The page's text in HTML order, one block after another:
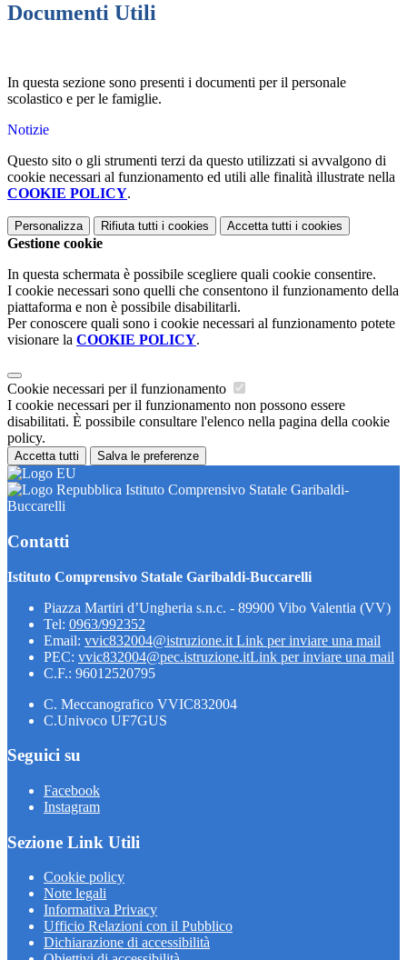
Documenti Utili
In questa sezione sono presenti i documenti per il personale
scolastico e per le famiglie.
Notizie
Questo sito o gli strumenti terzi da questo utilizzati si avvalgono di
cookie necessari al funzionamento ed utili alle finalità illustrate nella
COOKIE POLICY.
Personalizza Rifiuta tutti i cookies Accetta tutti i cookies
Gestione cookie
In questa schermata è possibile scegliere quali cookie consentire.
I cookie necessari sono quelli che consentono il funzionamento della
piattaforma e non è possibile disabilitarli.
Per conoscere quali sono i cookie necessari al funzionamento potete
visionare la COOKIE POLICY.
Cookie necessari per il funzionamento
I cookie necessari per il funzionamento non possono essere
disabilitati. È possibile consultare l'elenco nella pagina della cookie
policy.
Accetta tutti Salva le preferenze
Istituto Comprensivo Statale Garibaldi-
Buccarelli
Contatti
Istituto Comprensivo Statale Garibaldi-Buccarelli
Piazza Martiri d’Ungheria s.n.c. - 89900 Vibo Valentia (VV)
Tel: 0963/992352
Email: vvic832004@istruzione.it Link per inviare una mail
PEC: vvic832004@pec.istruzione.itLink per inviare una mail
C.F.: 96012520795
C. Meccanografico VVIC832004
C.Univoco UF7GUS
Seguici su
Facebook
Instagram
Sezione Link Utili
Cookie policy
Note legali
Informativa Privacy
Ufficio Relazioni con il Pubblico
Dichiarazione di accessibilità